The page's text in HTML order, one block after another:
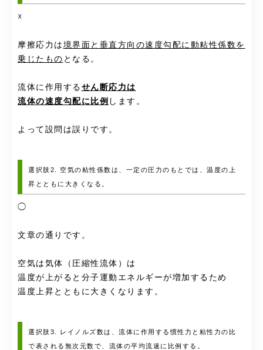
☓
摩擦応力は 境界面と垂直方向の速度勾配に動粘性係数を
乗じたもの となる。
流体に作用する せん断応力は
流体の速度勾配に比例 します。
よって設問は誤りです。
選択肢2. 空気の粘性係数は、一定の圧力のもとでは、温度の上
昇とともに大きくなる。
◯
文章の通りです。
空気は気体（圧縮性流体）は
温度が上がると分子運動エネルギーが増加するため
温度上昇とともに大きくなります。
選択肢3. レイノルズ数は、流体に作用する慣性力と粘性力の比
で表される無次元数で、流体の平均流速に比例する。